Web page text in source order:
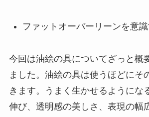
ファットオーバーリーンを意
今回は油絵の具についてざっと概
ました。油絵の具は使うほどにそ
きます。うまく生かせるようにな
伸び、透明感の美しさ、表現の幅